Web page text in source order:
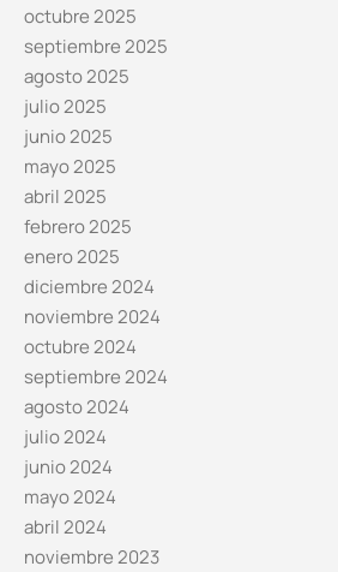
octubre 2025
septiembre 2025
agosto 2025
julio 2025
junio 2025
mayo 2025
abril 2025
febrero 2025
enero 2025
diciembre 2024
noviembre 2024
octubre 2024
septiembre 2024
agosto 2024
julio 2024
junio 2024
mayo 2024
abril 2024
noviembre 2023